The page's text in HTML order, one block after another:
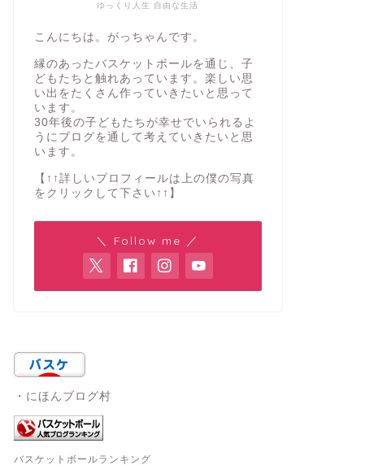
ゆっくり人生 自由な生活
こんにちは。がっちゃんです。
縁のあったバスケットボールを通じ、子
どもたちと触れあっています。楽しい思
い出をたくさん作っていきたいと思って
います。
30年後の子どもたちが幸せでいられるよ
うにブログを通して考えていきたいと思
います。
【↑↑詳しいプロフィールは上の僕の写真
をクリックして下さい↑↑】
＼ Follow me ／
・にほんブログ村
バスケットボールランキング